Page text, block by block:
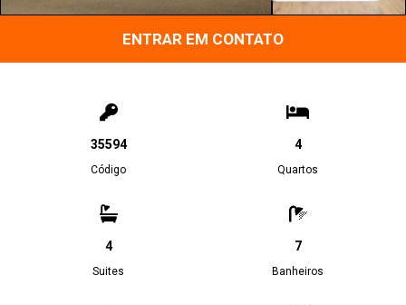
ENTRAR EM CONTATO
35594
Código
4
Quartos
4
Suites
7
Banheiros